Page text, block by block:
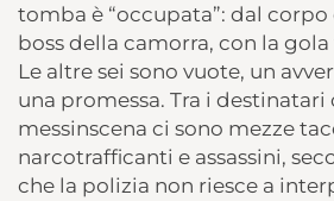
tomba è “occupata”: dal
boss della camorra, con la
Le altre sei sono vuote, un
una promessa. Tra i
messinscena ci sono mezze
narcotrafficanti e assassini,
che la polizia non riesce a